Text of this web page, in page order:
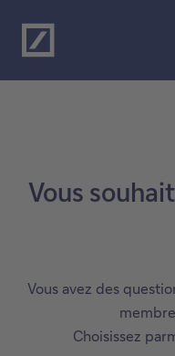
Vers
Vous
Vous avez des
Choisissez